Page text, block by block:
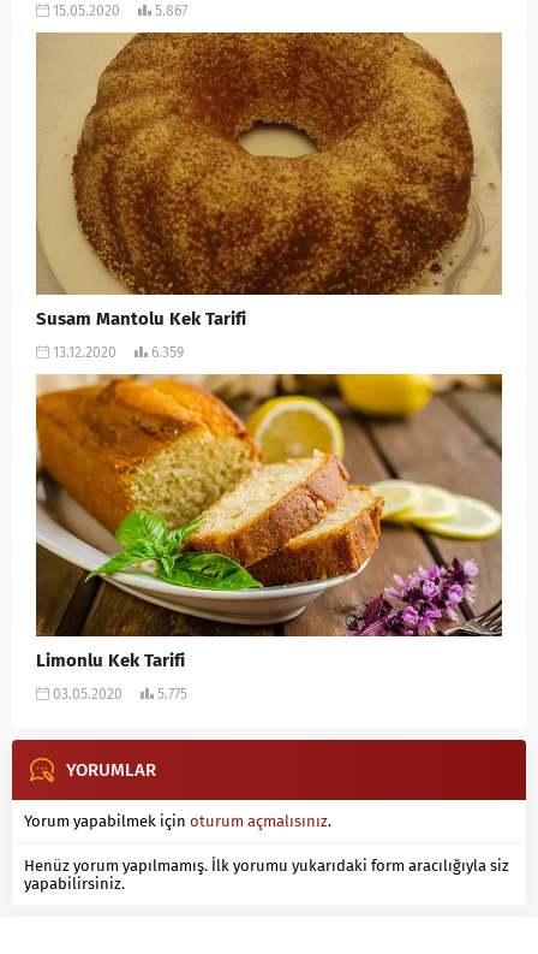
15.05.2020 5.867
Susam Mantolu Kek Tarifi
13.12.2020 6.359
Limonlu Kek Tarifi
03.05.2020 5.775
YORUMLAR
Yorum yapabilmek için oturum açmalısınız.
Henüz yorum yapılmamış. İlk yorumu yukarıdaki form aracılığıyla siz
yapabilirsiniz.